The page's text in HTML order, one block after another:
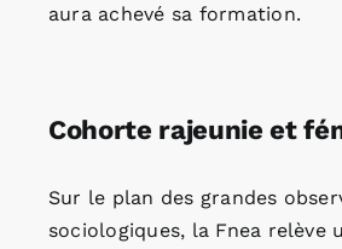
aura achevé sa formation.
Cohorte rajeunie et
Sur le plan des grandes
sociologiques, la Fnea relève